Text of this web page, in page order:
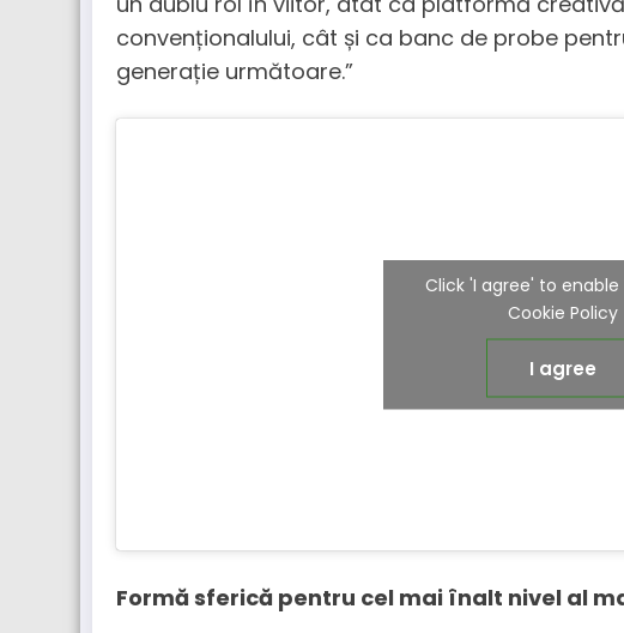
convenționalului, cât și ca banc de probe
generație următoare.”
Click 'I agree' to
Cookie Policy
I agree
Formă sferică pentru cel mai înalt nivel al